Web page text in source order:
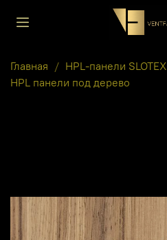
Главная
HPL-панели SLOTEX
HPL панели под дерево